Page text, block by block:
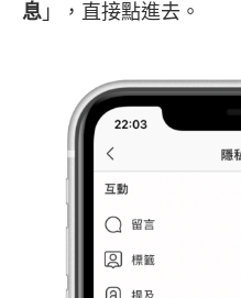
息 」，直接點進去。